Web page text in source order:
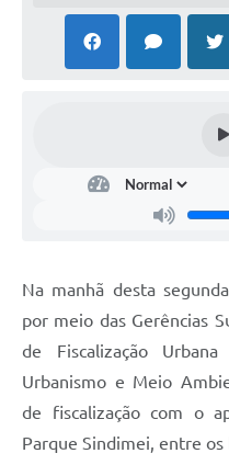
Na manhã desta
por meio das Gerências
de Fiscalização
Urbanismo e Meio
de fiscalização com o
Parque Sindimei, entre os